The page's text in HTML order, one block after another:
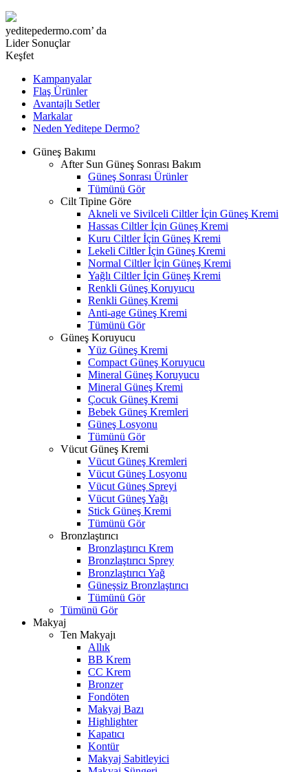
yeditepedermo.com’ da
Lider Sonuçlar
Keşfet
Kampanyalar
Flaş Ürünler
Avantajlı Setler
Markalar
Neden Yeditepe Dermo?
Güneş Bakımı
After Sun Güneş Sonrası Bakım
Güneş Sonrası Ürünler
Tümünü Gör
Cilt Tipine Göre
Akneli ve Sivilceli Ciltler İçin Güneş Kremi
Hassas Ciltler İçin Güneş Kremi
Kuru Ciltler İçin Güneş Kremi
Lekeli Ciltler İçin Güneş Kremi
Normal Ciltler İçin Güneş Kremi
Yağlı Ciltler İçin Güneş Kremi
Renkli Güneş Koruyucu
Renkli Güneş Kremi
Anti-age Güneş Kremi
Tümünü Gör
Güneş Koruyucu
Yüz Güneş Kremi
Compact Güneş Koruyucu
Mineral Güneş Koruyucu
Mineral Güneş Kremi
Çocuk Güneş Kremi
Bebek Güneş Kremleri
Güneş Losyonu
Tümünü Gör
Vücut Güneş Kremi
Vücut Güneş Kremleri
Vücut Güneş Losyonu
Vücut Güneş Spreyi
Vücut Güneş Yağı
Stick Güneş Kremi
Tümünü Gör
Bronzlaştırıcı
Bronzlaştırıcı Krem
Bronzlaştırıcı Sprey
Bronzlaştırıcı Yağ
Güneşsiz Bronzlaştırıcı
Tümünü Gör
Tümünü Gör
Makyaj
Ten Makyajı
Allık
BB Krem
CC Krem
Bronzer
Fondöten
Makyaj Bazı
Highlighter
Kapatıcı
Kontür
Makyaj Sabitleyici